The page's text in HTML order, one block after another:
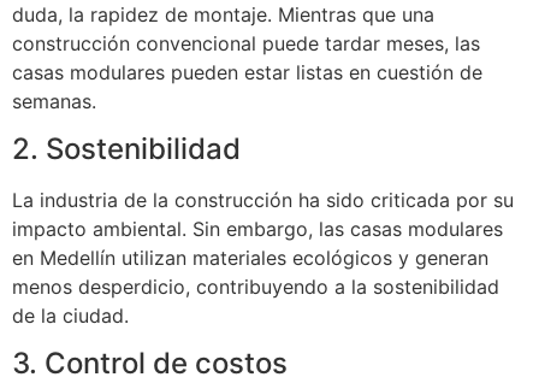
duda, la rapidez de montaje. Mientras que una
construcción convencional puede tardar meses, las
casas modulares pueden estar listas en cuestión de
semanas.
2. Sostenibilidad
La industria de la construcción ha sido criticada por su
impacto ambiental. Sin embargo, las casas modulares
en Medellín utilizan materiales ecológicos y generan
menos desperdicio, contribuyendo a la sostenibilidad
de la ciudad.
3. Control de costos